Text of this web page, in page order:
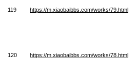
119 https://m.xiaobaibbs.com/works/79.html
120 https://m.xiaobaibbs.com/works/78.html